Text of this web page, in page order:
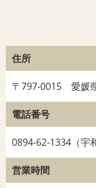
住所
〒797-0015 愛媛
電話番号
0894-62-1334（宇
営業時間